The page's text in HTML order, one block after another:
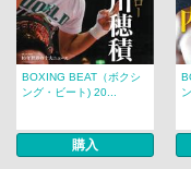
BOXING BEAT（ボクシ
ング・ビート) 20...
購入